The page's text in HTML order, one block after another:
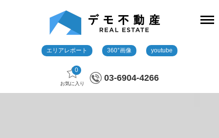
エリアレポート 360°画像 youtube
0
お気に入り
03-6904-4266